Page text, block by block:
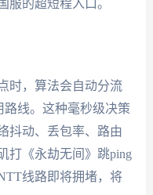
服的超短程入口。
时，算法会自动分流
线。这种毫秒级决策
抖动、丢包率、路由
打《永劫无间》跳ping
线路即将拥堵，将